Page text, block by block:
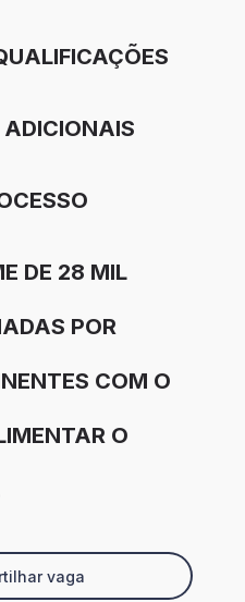
DE 28 MIL
POR
COM O
O
vaga